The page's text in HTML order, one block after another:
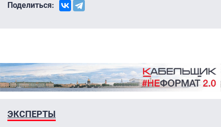
Поделиться:
ЭКСПЕРТЫ